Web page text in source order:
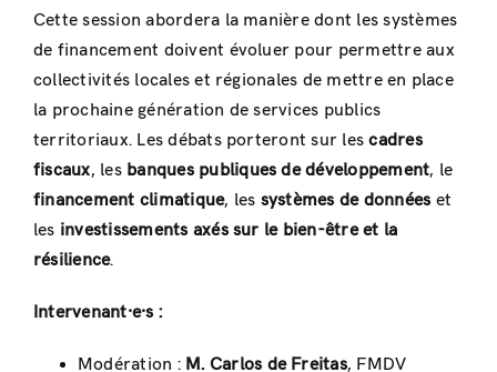
Cette session abordera la manière dont les systèmes
de financement doivent évoluer pour permettre aux
collectivités locales et régionales de mettre en place
la prochaine génération de services publics
territoriaux. Les débats porteront sur lescadres
fiscaux, les banques publiques de développement, le
financement climatique, les systèmes de données et
les investissements axés sur le bien-être et la
résilience.
Intervenant·e·s :
Modération : M. Carlos de Freitas, FMDV